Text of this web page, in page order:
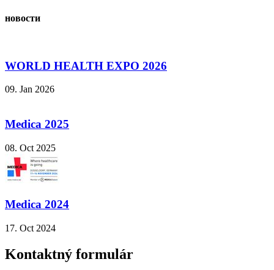
новости
WORLD HEALTH EXPO 2026
09. Jan 2026
Medica 2025
08. Oct 2025
Medica 2024
17. Oct 2024
Kontaktný formulár